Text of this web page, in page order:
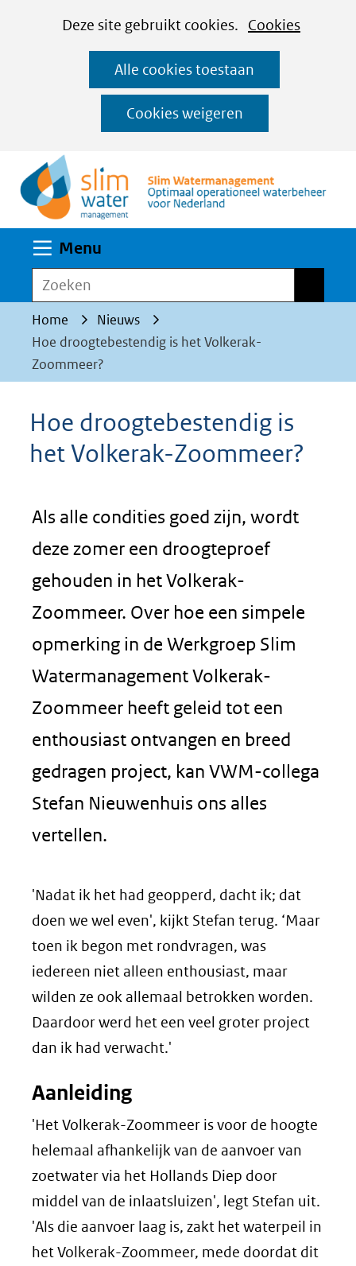
CookiesDeze site gebruikt cookies. Cookies
op
deze
website
worden
toegestaan
of
geweigerd.
Alle cookies toestaan
Cookies weigeren
Ga
naar
de
inhoud
Menu
Zoeken
Home
Nieuws
Hoe droogtebestendig is het Volkerak-
Zoommeer?
Hoe droogtebestendig is
het Volkerak-Zoommeer?
Als alle condities goed zijn, wordt
deze zomer een droogteproef
gehouden in het Volkerak-
Zoommeer. Over hoe een simpele
opmerking in de Werkgroep Slim
Watermanagement Volkerak-
Zoommeer heeft geleid tot een
enthousiast ontvangen en breed
gedragen project, kan VWM-collega
Stefan Nieuwenhuis ons alles
vertellen.
'Nadat ik het had geopperd, dacht ik; dat
doen we wel even', kijkt Stefan terug. ‘Maar
toen ik begon met rondvragen, was
iedereen niet alleen enthousiast, maar
wilden ze ook allemaal betrokken worden.
Daardoor werd het een veel groter project
dan ik had verwacht.'
Aanleiding
'Het Volkerak-Zoommeer is voor de hoogte
helemaal afhankelijk van de aanvoer van
zoetwater via het Hollands Diep door
middel van de inlaatsluizen', legt Stefan uit.
'Als die aanvoer laag is, zakt het waterpeil in
het Volkerak-Zoommeer, mede doordat dit